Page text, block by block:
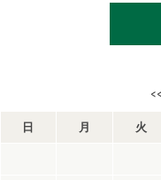
<<
日 月 火